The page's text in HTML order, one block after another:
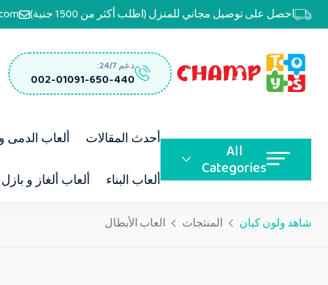
احصل على توصيل مجاني للمنزل (اطلب أكثر من 1500 جنية)
دعم 24/7:
002-01091-650-440
All
Categories
أحدث المقالات ألعاب الدمى
ألعاب البناء ألعاب ألغاز و بازل
شاهد ولون كيان المنتجات العاب الأبطال